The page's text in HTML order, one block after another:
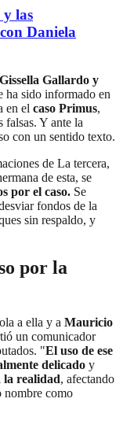
y las
Daniela
Gissella Gallardo y
ha sido informado en
en el caso Primus,
falsas. Y ante la
con un sentido texto.
de La tercera,
de esta, se
por el caso. Se
fondos de la
sin respaldo, y
por la
a ella y a Mauricio
un comunicador
"El uso de ese
delicado y
la realidad, afectando
nombre como